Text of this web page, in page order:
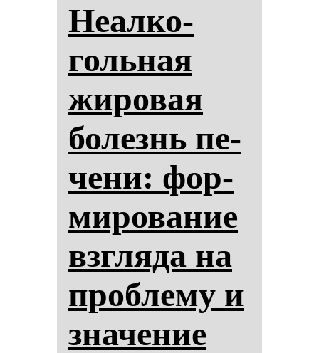
Неал­ко­
голь­ная
жи­ро­вая
бо­лезнь пе­
че­ни: фор­
ми­ро­ва­ние
взгля­да на
проб­ле­му и
зна­че­ние